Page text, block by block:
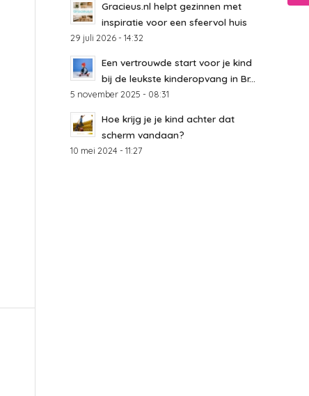
Gracieus.nl helpt gezinnen met
inspiratie voor een sfeervol huis
29 juli 2026 - 14:32
Een vertrouwde start voor je kind
bij de leukste kinderopvang in Br...
5 november 2025 - 08:31
Hoe krijg je je kind achter dat
scherm vandaan?
10 mei 2024 - 11:27